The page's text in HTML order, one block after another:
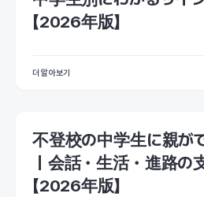
【2026年版】
더 알아보기
不登校の中学生に親が
｜会話・生活・進路の
【2026年版】